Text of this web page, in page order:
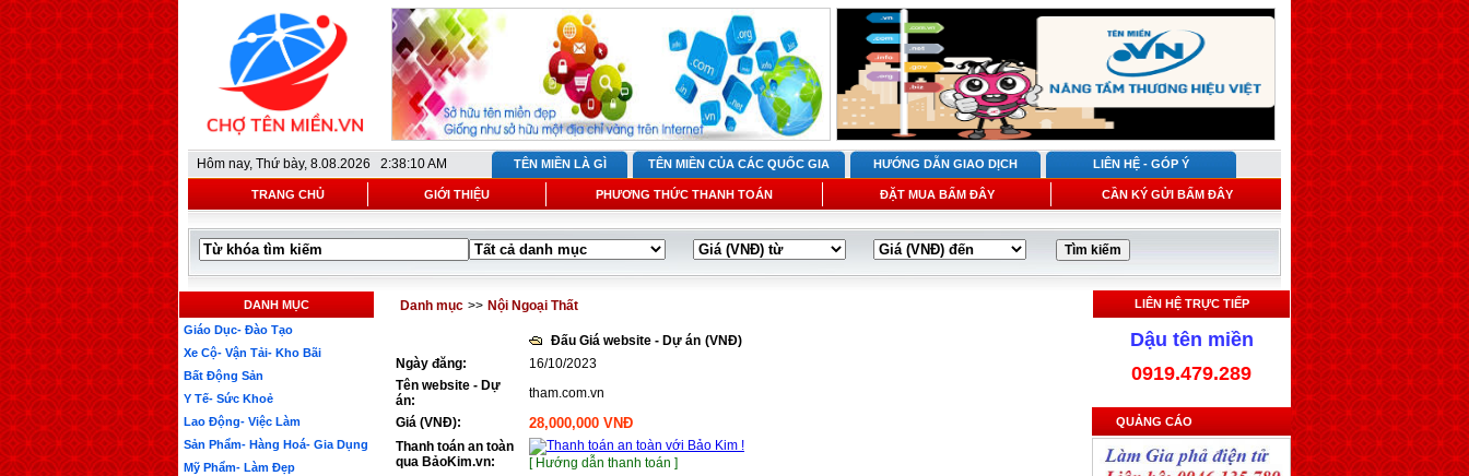
Hôm nay, Thứ bày, 8.08.2026 2:38:10 AM TÊN MIỀN LÀ GÌ TÊN MIỀN CỦA CÁC QUỐC GIA HƯỚNG DẪN GIAO DỊCH LIÊN HỆ - GÓP Ý
TRANG CHỦ GIỚI THIỆU PHƯƠNG THỨC THANH TOÁN ĐẶT MUA BẤM ĐÂY CẦN KÝ GỬI BẤM ĐÂY
DANH MỤC
Giáo Dục- Đào Tạo
Xe Cộ- Vận Tải- Kho Bãi
Bất Động Sản
Y Tế- Sức Khoẻ
Lao Động- Việc Làm
Sản Phẩm- Hàng Hoá- Gia Dụng
Mỹ Phẩm- Làm Đẹp
Danh mục >> Nội Ngoại Thất
Đấu Giá website - Dự án (VNĐ)
Ngày đăng:
16/10/2023
Tên website - Dự
án:
tham.com.vn
Giá (VNĐ):
28,000,000 VNĐ
Thanh toán an toàn
qua BảoKim.vn:
[ Hướng dẫn thanh toán ]
LIÊN HỆ TRỰC TIẾP
Dậu tên miền
0919.479.289
QUẢNG CÁO